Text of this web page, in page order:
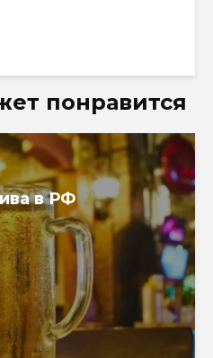
понравится
в РФ